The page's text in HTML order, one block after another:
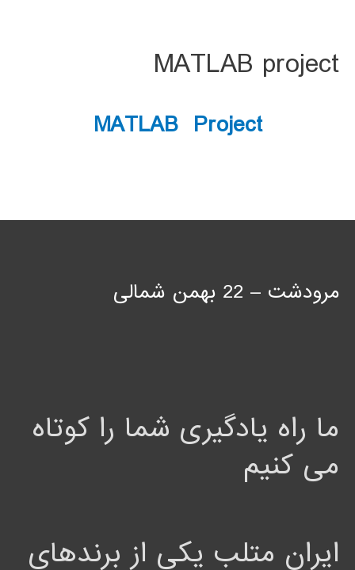
MATLAB project
MATLAB Project
مرودشت – 22 بهمن شمالی
ما راه یادگیری شما را کوتاه
می کنیم
ایران متلب یکی از برندهای